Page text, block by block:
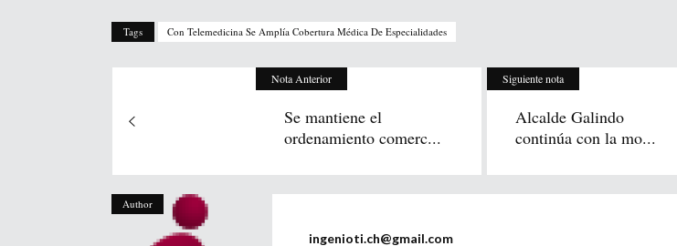
Tags Con Telemedicina Se Amplía Cobertura Médica De Especialidades
Nota Anterior
Se mantiene el
ordenamiento comerc...
Siguiente nota
Alcalde Galindo
continúa con la mo...
Author
ingenioti.ch@gmail.com